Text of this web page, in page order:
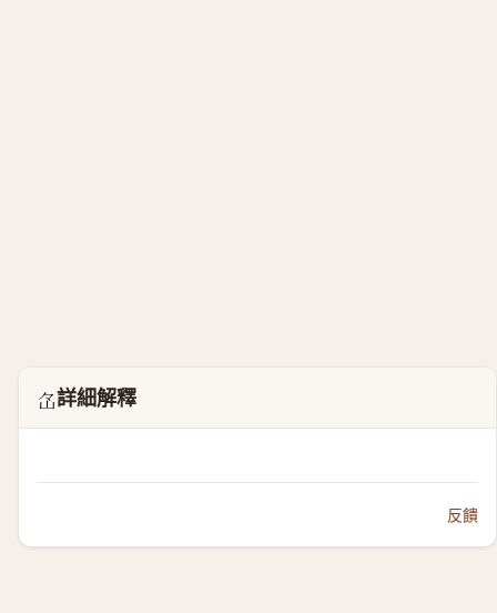
𡵁詳細解釋
反饋